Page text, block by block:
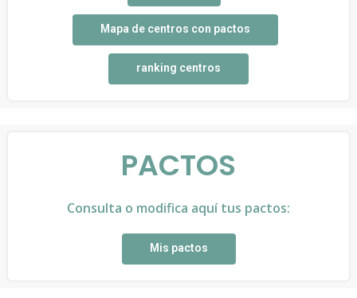
Mapa de centros con pactos
ranking centros
PACTOS
Consulta o modifica aquí tus pactos:
Mis pactos